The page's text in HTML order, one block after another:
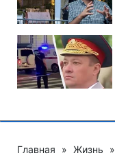
Главная » Жизнь »